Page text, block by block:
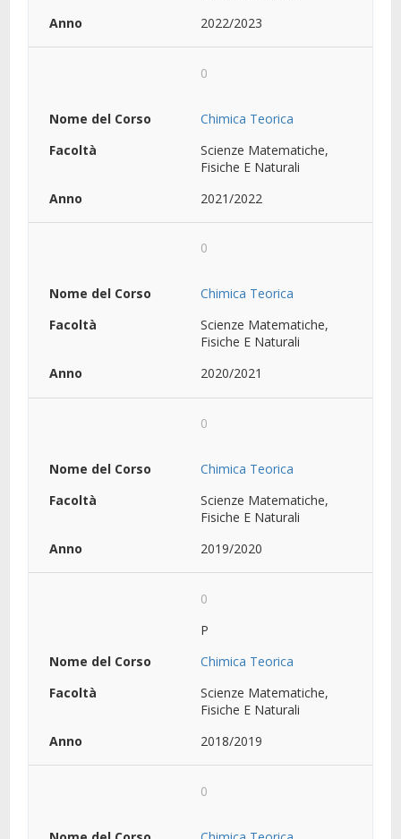
2022/2023
0
Chimica Teorica
Scienze Matematiche,
Fisiche E Naturali
2021/2022
0
Chimica Teorica
Scienze Matematiche,
Fisiche E Naturali
2020/2021
0
Chimica Teorica
Scienze Matematiche,
Fisiche E Naturali
2019/2020
0
P
Chimica Teorica
Scienze Matematiche,
Fisiche E Naturali
2018/2019
0